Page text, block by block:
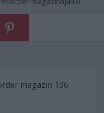
magazin 136.